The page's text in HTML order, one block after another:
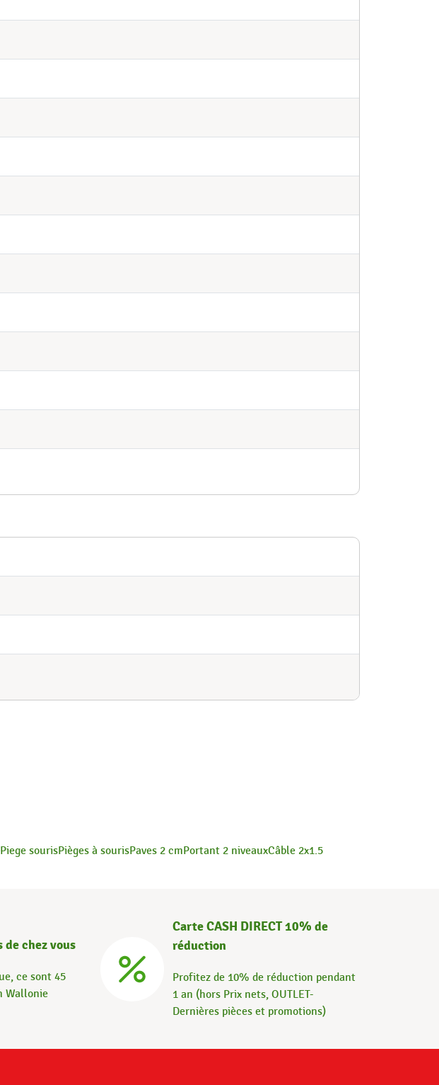
Piege sourisPièges à sourisPaves 2 cmPortant 2 niveauxCâble 2x1.5
de chez vous
ce sont 45
Wallonie
Carte CASH DIRECT 10% de
réduction
Profitez de 10% de réduction pendant
1 an (hors Prix nets, OUTLET-
Dernières pièces et promotions)